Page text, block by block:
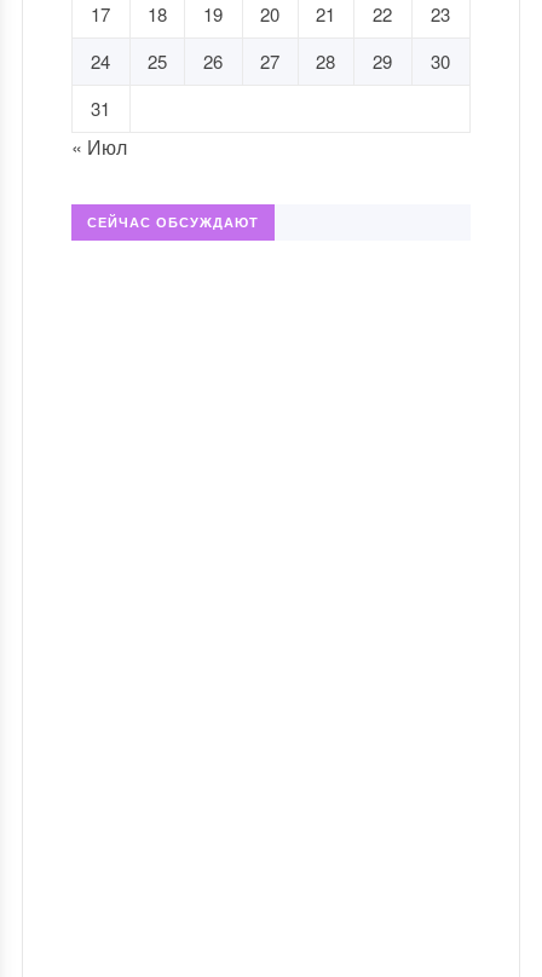
17
18 19 20 21 22
23
24
25 26 27 28 29
30
31
« Июл
СЕЙЧАС ОБСУЖДАЮТ